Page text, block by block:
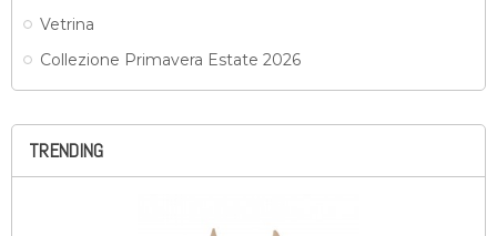
Vetrina
Collezione Primavera Estate 2026
TRENDING